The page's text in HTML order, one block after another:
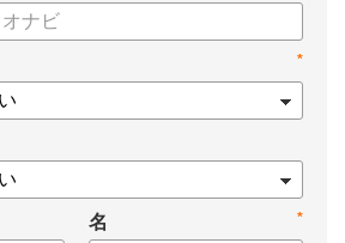
トや注意事項もまとめているため、これ
す。評価シートフォーマットの作成や素
使えるプロンプトも収録！
や「作業アシスタント」にして、明日か
てみませんか？
生成AI活用に関する実態調査」
*
*
名